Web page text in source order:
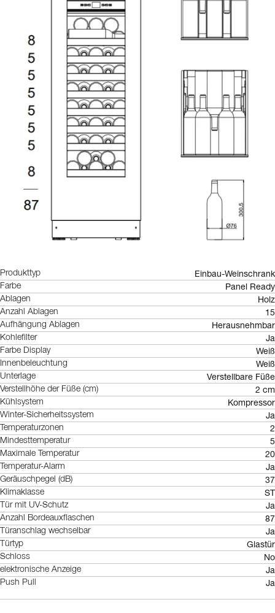
Produkttyp Einbau-Weinschrank
Farbe Panel Ready
Ablagen Holz
Anzahl Ablagen 15
Aufhängung Ablagen Herausnehmbar
Kohlefilter Ja
Farbe Display Weiß
Innenbeleuchtung Weiß
Unterlage Verstellbare Füße
Verstellhöhe der Füße (cm) 2 cm
Kühlsystem Kompressor
Winter-Sicherheitssystem Ja
Temperaturzonen 2
Mindesttemperatur 5
Maximale Temperatur 20
Temperatur-Alarm Ja
Geräuschpegel (dB) 37
Klimaklasse ST
Tür mit UV-Schutz Ja
Anzahl Bordeauxflaschen 87
Türanschlag wechselbar Ja
Türtyp Glastür
Schloss No
elektronische Anzeige Ja
Push Pull Ja